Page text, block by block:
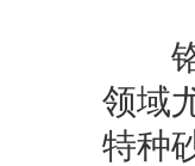
铬
领域
特种